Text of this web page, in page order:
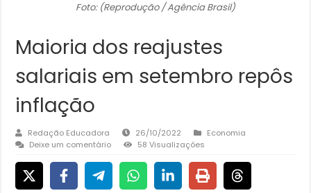
Foto: (Reprodução / Agência Brasil)
Maioria dos reajustes
salariais em setembro repôs
inflação
Redação Educadora 26/10/2022
Economia
Deixe um comentário
58 Visualizações